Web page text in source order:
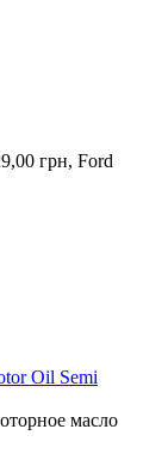
грн, Ford
Oil Semi
масло